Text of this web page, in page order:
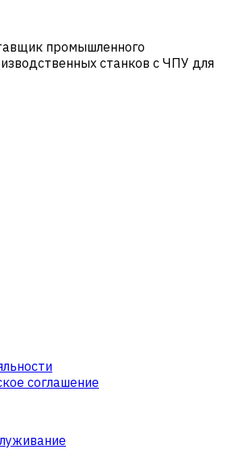
промышленного
станков с ЧПУ для
соглашение